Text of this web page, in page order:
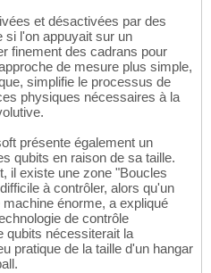
et désactivées par des
si l'on appuyait sur un
finement des cadrans pour
de mesure plus simple,
simplifie le processus de
physiques nécessaires à la
présente également un
qubits en raison de sa taille.
il existe une zone "Boucles
à contrôler, alors qu'un
énorme, a expliqué
de contrôle
qubits nécessiterait la
pratique de la taille d'un hangar